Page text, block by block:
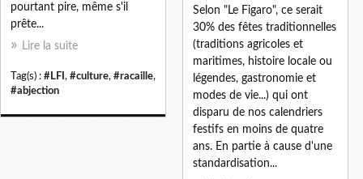
pourtant pire, même s'il
prête...
Lire la suite
Tag(s) : #LFI , #culture, #racaille,
#abjection
Selon "Le Figaro", ce serait
30% des fêtes traditionnelles
(traditions agricoles et
maritimes, histoire locale ou
légendes, gastronomie et
modes de vie...) qui ont
disparu de nos calendriers
festifs en moins de quatre
ans. En partie à cause d'une
standardisation...